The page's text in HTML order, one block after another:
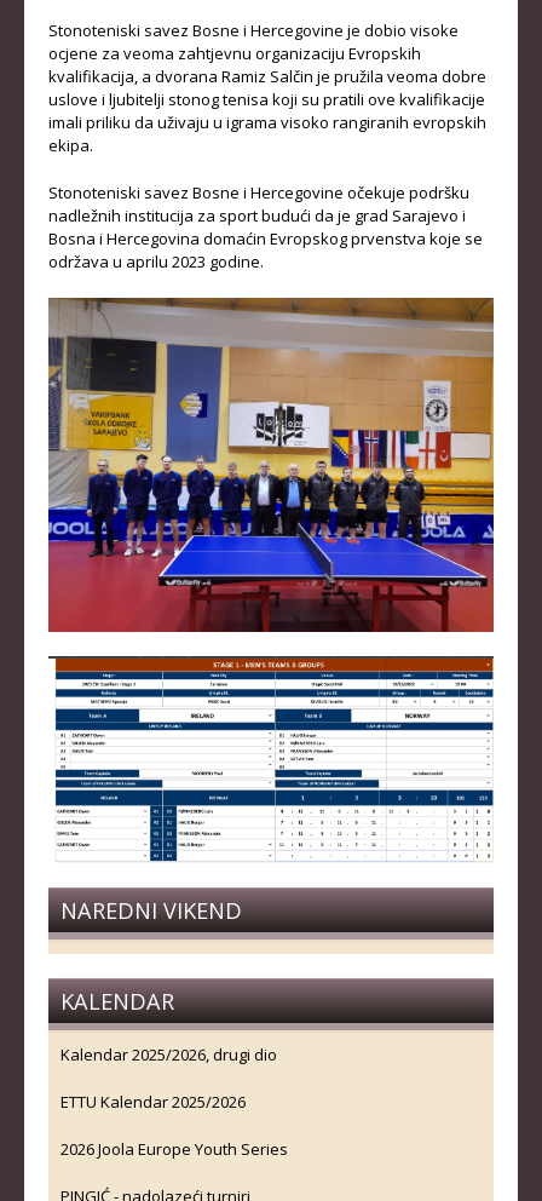
Stonoteniski savez Bosne i Hercegovine je dobio visoke
ocjene za veoma zahtjevnu organizaciju Evropskih
kvalifikacija, a dvorana Ramiz Salčin je pružila veoma dobre
uslove i ljubitelji stonog tenisa koji su pratili ove kvalifikacije
imali priliku da uživaju u igrama visoko rangiranih evropskih
ekipa.
Stonoteniski savez Bosne i Hercegovine očekuje podršku
nadležnih institucija za sport budući da je grad Sarajevo i
Bosna i Hercegovina domaćin Evropskog prvenstva koje se
održava u aprilu 2023 godine.
NAREDNI VIKEND
KALENDAR
Kalendar 2025/2026, drugi dio
ETTU Kalendar 2025/2026
2026 Joola Europe Youth Series
PINGIĆ - nadolazeći turniri